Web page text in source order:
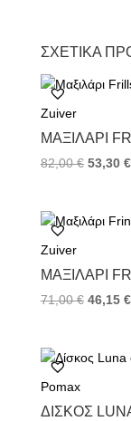
ΣΧΕΤΙΚΆ
Zuiver
ΜΑΞΙΛΆΡΙ
82,00€ 53,30 €
Zuiver
ΜΑΞΙΛΆΡΙ
71,00€ 46,15 €
Pomax
ΔΊΣΚΟΣ